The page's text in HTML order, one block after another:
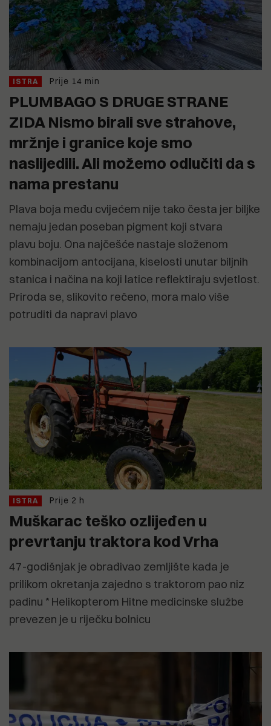
ISTRA Prije 14 min
PLUMBAGO S DRUGE STRANE
ZIDA Nismo birali sve strahove,
mržnje i granice koje smo
naslijedili. Ali možemo odlučiti da s
nama prestanu
Plava boja među cvijećem nije tako česta jer biljke
nemaju jedan poseban pigment koji stvara
plavu boju. Ona najčešće nastaje složenom
kombinacijom antocijana, kiselosti unutar biljnih
stanica i načina na koji latice reflektiraju svjetlost.
Priroda se, slikovito rečeno, mora malo više
potruditi da napravi plavo
ISTRA Prije 2 h
Muškarac teško ozlijeđen u
prevrtanju traktora kod Vrha
47-godišnjak je obrađivao zemljište kada je
prilikom okretanja zajedno s traktorom pao niz
padinu * Helikopterom Hitne medicinske službe
prevezen je u riječku bolnicu